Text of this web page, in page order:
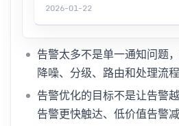
2026-01-22
告警太多不是单一通知问题
降噪、分级、路由和处理流
告警优化的目标不是让告警
告警更快触达、低价值告警减